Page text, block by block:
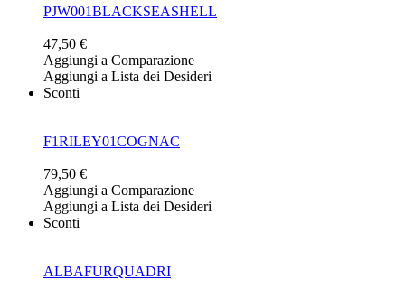
PJW001BLACKSEASHELL
47,50 €
Aggiungi a Comparazione
Aggiungi a Lista dei Desideri
Sconti
F1RILEY01COGNAC
79,50 €
Aggiungi a Comparazione
Aggiungi a Lista dei Desideri
Sconti
ALBAFURQUADRI